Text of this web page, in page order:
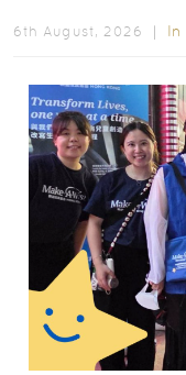
6th August, 2026 ｜ In